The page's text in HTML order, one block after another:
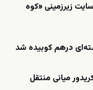
زیرزمینی «کوه
درهم کوبیده شد
میانی منتقل